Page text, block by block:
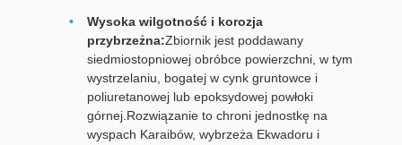
Wysoka wilgotność i korozja
przybrzeżna:Zbiornik jest poddawany
siedmiostopniowej obróbce powierzchni, w tym
wystrzelaniu, bogatej w cynk gruntowce i
poliuretanowej lub epoksydowej powłoki
górnej.Rozwiązanie to chroni jednostkę na
wyspach Karaibów, wybrzeża Ekwadoru i